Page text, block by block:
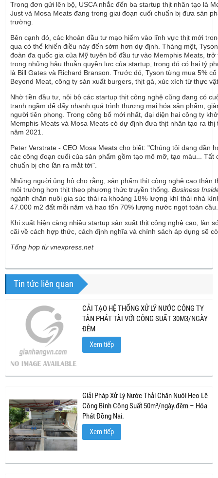
Trong đơn gửi lên bộ, USCA nhắc đến ba startup thịt nhân tạo là
Just và Mosa Meats đang trong giai đoạn cuối chuẩn bị đưa sản
trường.
Bên cạnh đó, các khoản đầu tư mạo hiểm vào lĩnh vực thịt mới
qua có thể khiến điều này đến sớm hơn dự định. Tháng một,
đoàn đa quốc gia của Mỹ tuyên bố đầu tư vào Memphis Meats, trở
trong những hậu thuẫn quyền lực của startup, trong đó có hai tỷ
là Bill Gates và Richard Branson. Trước đó, Tyson từng mua 5%
Beyond Meat, công ty sản xuất burgers, thịt gà, xúc xích từ thực
Nhờ tiền đầu tư, nội bộ các startup thịt công nghệ cũng đang có
tranh ngầm để đẩy nhanh quá trình thương mại hóa sản phẩm,
người tiên phong. Trong công bố mới nhất, đại diện hai công ty
Memphis Meats và Mosa Meats có dự định đưa thịt nhân tạo ra
năm 2021.
Peter Verstrate - CEO Mosa Meats cho biết: "Chúng tôi đang dần
các công đoạn cuối của sản phẩm gồm tạo mô mỡ, tạo màu... Tất
chuẩn bị cho lần ra mắt tới".
Những người ủng hộ cho rằng, sản phẩm thịt công nghệ cao thân
môi trường hơn thịt theo phương thức truyền thống. Business
ngành chăn nuôi gia súc thải ra khoảng 18% lượng khí thải nhà
47.000 m2 đất mỗi năm và hao tốn 70% lượng nước ngọt toàn cầu.
Khi xuất hiện càng nhiều startup sản xuất thịt công nghệ cao, làn
cãi về cách hợp thức, cách định nghĩa và chính sách áp dụng sẽ
Tổng hợp từ vnexpress.net
Tin tức liên quan
CẢI TẠO HỆ THỐNG XỬ LÝ NƯỚC CÔNG TY
TÂN PHÁT TÀI VỚI CÔNG SUẤT 30M3/NGÀY
ĐÊM
Xem tiếp
Giải Pháp Xử Lý Nước Thải Chăn Nuôi Heo Lê
Công Bình Công Suất 50m³/ngày.đêm – Hóa
Phát Đồng Nai.
Xem tiếp